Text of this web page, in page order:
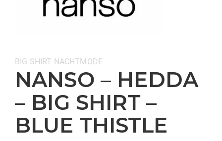
Categorieën:
BIG SHIRT NACHTMODE
NANSO – HEDDA
– BIG SHIRT –
BLUE THISTLE